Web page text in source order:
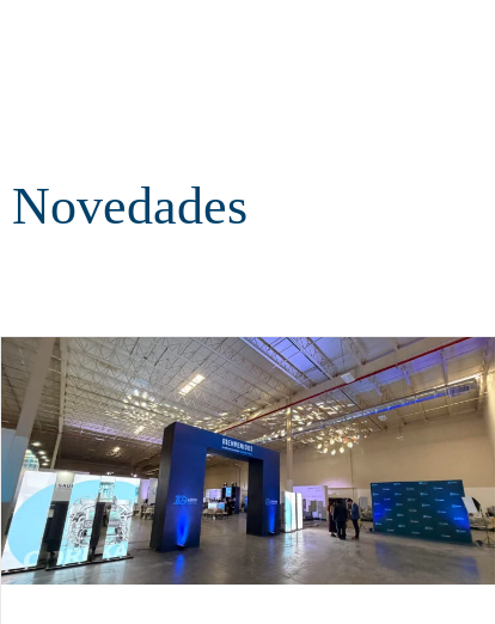
Novedades